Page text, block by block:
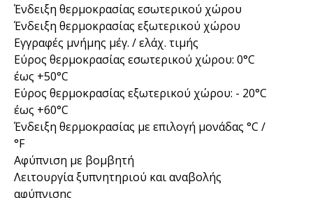
Ένδειξη θερμοκρασίας εσωτερικού χώρου
Ένδειξη θερμοκρασίας εξωτερικού χώρου
Εγγραφές μνήμης μέγ. / ελάχ. τιμής
Εύρος θερμοκρασίας εσωτερικού χώρου: 0°C
έως +50°C
Εύρος θερμοκρασίας εξωτερικού χώρου: - 20°C
έως +60°C
Ένδειξη θερμοκρασίας με επιλογή μονάδας °C /
°F
Αφύπνιση με βομβητή
Λειτουργία ξυπνητηριού και αναβολής
αφύπνισης